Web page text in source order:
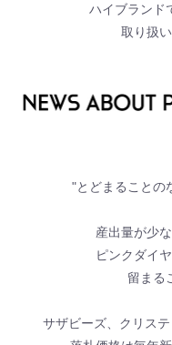
ハイブランド
取り扱
"とどまることの
産出量が少
ピンクダイ
留まる
サザビーズ、クリス